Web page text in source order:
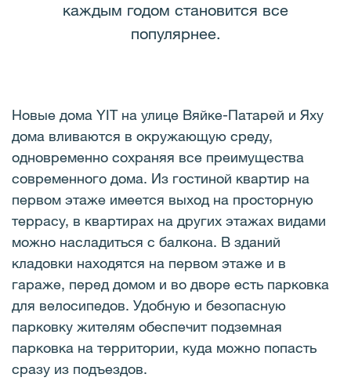
каждым годом становится все
популярнее.
Новые дома YIT на улице Вяйке-Патарей и Яху
дома вливаются в окружающую среду,
одновременно сохраняя все преимущества
современного дома. Из гостиной квартир на
первом этаже имеется выход на просторную
террасу, в квартирах на других этажах видами
можно насладиться с балкона. В зданий
кладовки находятся на первом этаже и в
гараже, перед домом и во дворе есть парковка
для велосипедов. Удобную и безопасную
парковку жителям обеспечит подземная
парковка на территории, куда можно попасть
сразу из подъездов.